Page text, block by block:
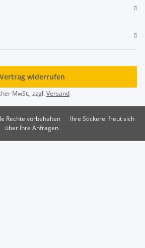
Vertrag widerrufen
MwSt., zzgl.Versand
Rechte vorbehalten
Ihre Stickerei freut sich
über Ihre Anfragen.